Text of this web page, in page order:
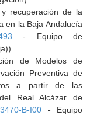
recuperación de la
en la Baja Andalucía
- Equipo de
de Modelos de
Preventiva de
a partir de las
Real Alcázar de
B-I00 - Equipo